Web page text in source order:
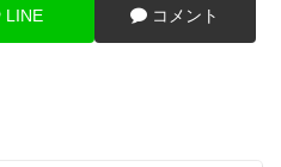
LINE コメント